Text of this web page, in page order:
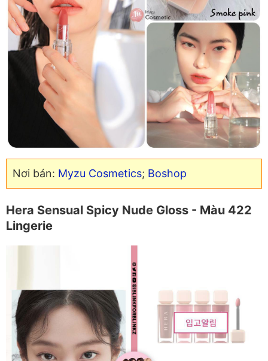
Nơi bán: Myzu Cosmetics; Boshop
Hera Sensual Spicy Nude Gloss - Màu 422
Lingerie